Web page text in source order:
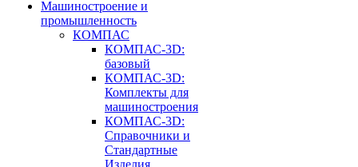
Машиностроение и
промышленность
КОМПАС
КОМПАС-3D:
базовый
КОМПАС-3D:
Комплекты для
машиностроения
КОМПАС-3D:
Справочники и
Стандартные
Изделия